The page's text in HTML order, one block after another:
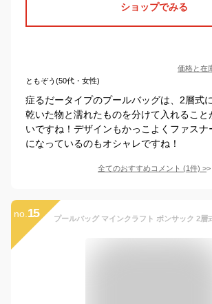
ショップでみる
価格と在
ともぞう(50代・女性)
症るだータイプのプールバッグは、2層式
乾いた物と濡れたものを分けて入れること
いですね！デザインもかっこよくファスナ
になっているのもオシャレですね！
全てのおすすめコメント (1件) >
no. 15